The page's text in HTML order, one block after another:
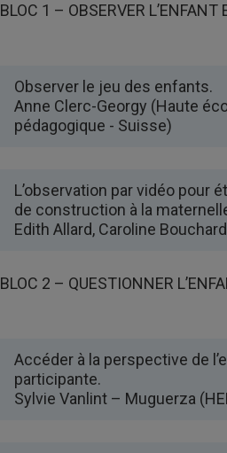
BLOC 1 – OBSERVER
Observer le jeu des enfants.
Anne Clerc-Georgy (Haute
pédagogique - Suisse)
L’observation par vidéo pour
de construction à la
Edith Allard, Caroline
BLOC 2 – QUESTIONNER
Accéder à la perspective de
participante.
Sylvie Vanlint – Muguerza